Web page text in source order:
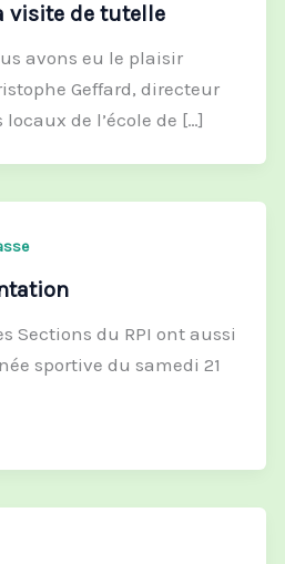
visite de tutelle
avons eu le plaisir
Geffard, directeur
de l’école de […]
Sections du RPI ont aussi
sportive du samedi 21